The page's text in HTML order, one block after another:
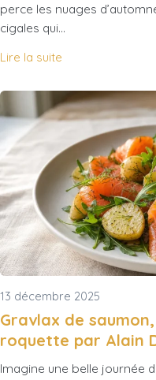
perce les nuages
cigales qui…
Lire la suite
13 décembre 2025
Gravlax de
roquette par Alain
Imagine une belle journée